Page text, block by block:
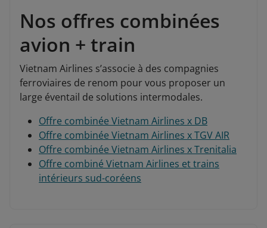
Nos offres combinées
avion + train
Vietnam Airlines s’associe à des compagnies
ferroviaires de renom pour vous proposer un
large éventail de solutions intermodales.
Offre combinée Vietnam Airlines x DB
Offre combinée Vietnam Airlines x TGV AIR
Offre combinée Vietnam Airlines x Trenitalia
Offre combiné Vietnam Airlines et trains
intérieurs sud-coréens